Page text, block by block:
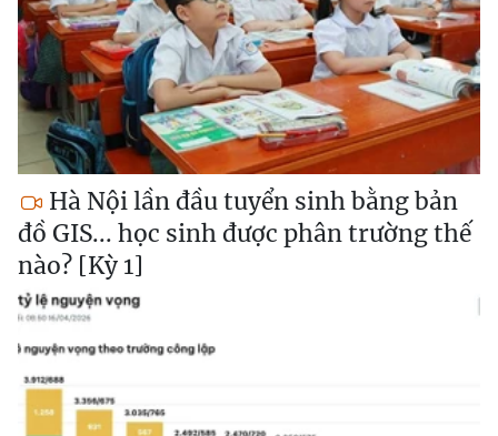
Hà Nội lần đầu tuyển sinh bằng bản
đồ GIS... học sinh được phân trường thế
nào? [Kỳ 1]